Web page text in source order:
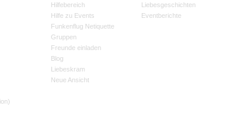
Hilfebereich
Hilfe zu Events
Funkenflug Netiquette
Gruppen
Freunde einladen
Blog
Liebeskram
Neue Ansicht
Liebesgeschichten
Eventberichte